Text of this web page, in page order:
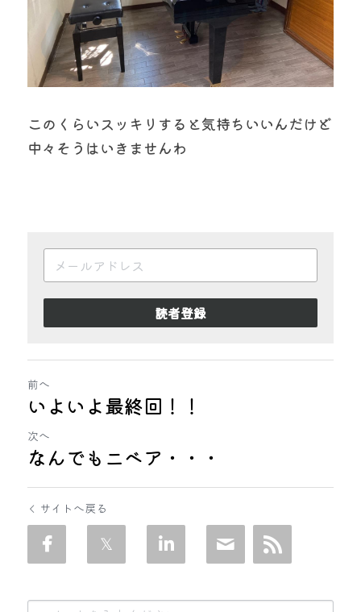
このくらいスッキリすると気持ちいいんだけど
中々そうはいきませんわ
読者登録
前へ
いよいよ最終回！！
次へ
なんでもニベア・・・
サイトへ戻る